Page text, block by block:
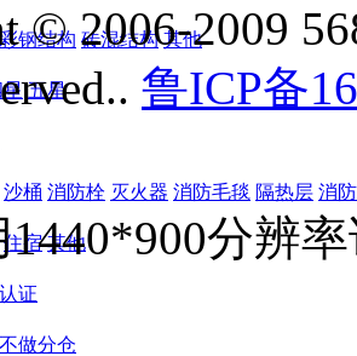
彩钢结构 砖混结构 其他
星 五星
沙桶 消防栓 灭火器 消防毛毯 隔热层 消
住宿 其他
证
不做分仓
© 2006-2009
鲁ICP备
1440*900分辨